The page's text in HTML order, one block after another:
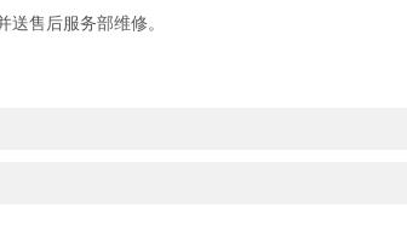
售后服务部维修。